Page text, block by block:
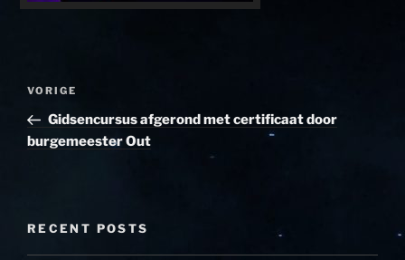
Bericht
Vorig
bericht
VORIGE
Gidsencursus afgerond met certificaat door
burgemeester Out
RECENT POSTS